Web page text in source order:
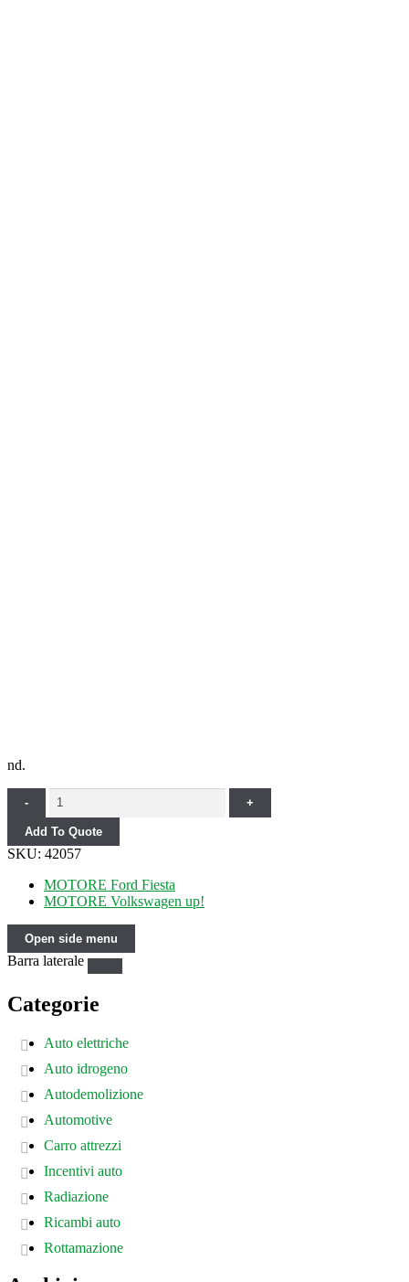
nd.
- Quantity +
Add To Quote
SKU: 42057
MOTORE Ford Fiesta
MOTORE Volkswagen up!
Open side menu
Barra laterale
Categorie
Auto elettriche
Auto idrogeno
Autodemolizione
Automotive
Carro attrezzi
Incentivi auto
Radiazione
Ricambi auto
Rottamazione